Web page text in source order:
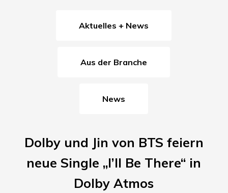
Aktuelles + News
Aus der Branche
News
Dolby und Jin von BTS feiern
neue Single „I’ll Be There“ in
Dolby Atmos